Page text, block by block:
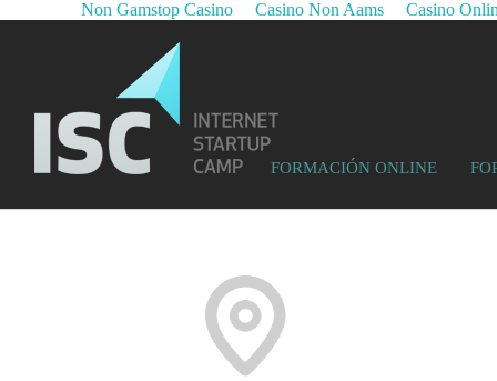
Non Gamstop Casino Casino Non Aams Casino
FORMACIÓN ONLINE